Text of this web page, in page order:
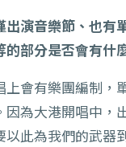
出演音樂節、也有
部分是否會有什
上會有樂團編制，
因為大港開唱中，
以此為我們的武器